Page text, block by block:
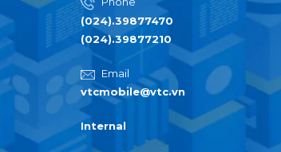
(024).39877470
(024).39877210
Email
vtcmobile@vtc.vn
Internal